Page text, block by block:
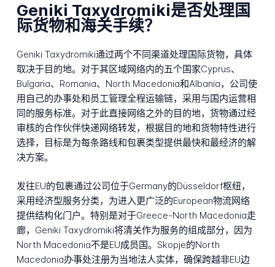
Geniki Taxydromiki是否处理国
际货物和海关手续？
Geniki Taxydromiki通过两个不同渠道处理国际货物，具体
取决于目的地。对于其区域网络内的五个国家Cyprus、
Bulgaria、Romania、North Macedonia和Albania，公司使
用自己的办事处和员工管理全程运输链，采用与国内运营相
同的服务标准。对于此直接网络之外的目的地，货物通过经
审核的合作伙伴快递网络转发，根据目的地和货物特性进行
选择，目标是为每条路线和包裹类型提供最快和最经济的解
决方案。
发往EU的包裹通过公司位于Germany的Düsseldorf枢纽，
采用经济型服务分类，为进入更广泛的European物流网络
提供结构化门户。特别是对于Greece-North Macedonia走
廊，Geniki Taxydromiki将清关作为服务的组成部分，因为
North Macedonia不是EU成员国。Skopje的North
Macedonia办事处注册为当地法人实体，确保跨越非EU边